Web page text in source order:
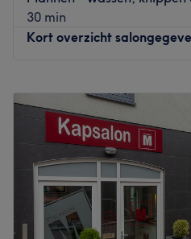
Gespecialiseerd in: krullen
Merken en producten:
De extra's: parkeren in de
30 min
Kort overzicht
Woensdag
Donderdag
Vrijdag
Zaterdag
Zondag